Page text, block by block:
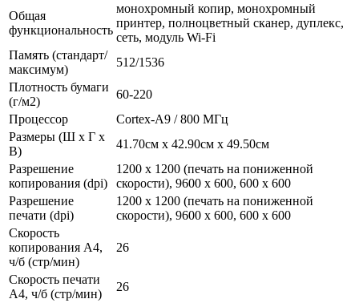
Общая
функциональность
монохромный копир, монохромный
принтер, полноцветный сканер, дуплекс,
сеть, модуль Wi-Fi
Память (стандарт/
максимум)
512/1536
Плотность бумаги
(г/м2)
60-220
Процессор
Cortex-A9 / 800 МГц
Размеры (Ш x Г x
В)
41.70см x 42.90см x 49.50см
Разрешение
копирования (dpi)
1200 x 1200 (печать на пониженной
скорости), 9600 x 600, 600 x 600
Разрешение
печати (dpi)
1200 x 1200 (печать на пониженной
скорости), 9600 x 600, 600 x 600
Скорость
копирования А4,
ч/б (стр/мин)
26
Скорость печати
А4, ч/б (стр/мин)
26